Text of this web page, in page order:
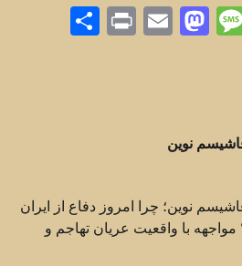
Message
Mastodon
Email
Print
نوین
نوین؛ چرا امروز دفاع از ایران
با واقعیت عریان تهاجم و